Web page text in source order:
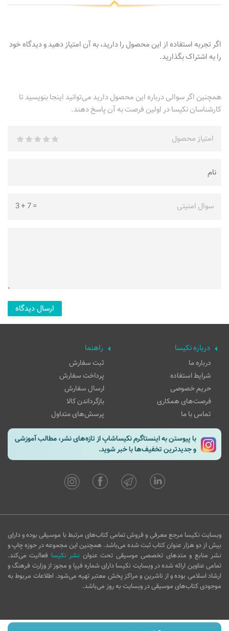
اگر تجربه استفاده از این محصول را دارید، به آن امتیاز دهید و دیدگاه خود
را به اشتراک بگذارید.
همچنین اگر سوالی درباره این محصول دارید می‌توانید اینجا بنویسید تا
کارشناسان نکیسا در اولین فرصت به آن پاسخ دهند.
امتیاز محصول
سوال امنیتی =
7
+
3
درباره نکیسا
درباره ما
شرایط استفاده
حریم خصوصی
فرصت‌های همکاری
تماس با ما
راهنما
ثبت سفارش
پرداخت سفارش
ارسال سفارش
بازگرداندن کالا
پرسش‌های متداول
با پیوستن به اینستاگرم نکیساشاپ از تازه‌های نشر، مطالب آموزشی
و جدیدترین تخفیف‌ها با خبر شوید.
وبسایت نکیسا مرجع معرفی و فروش تمامی کتاب‌های مرتبط با موسیقی بوده و دارای
بیش از دو هزار عنوان کتاب ثبت شده می‌باشد. همچنین این مجموعه در حوزه چاپ و
نشر منابع و متدهای تخصصی موسیقی تحت عنوان نشر نکیسا فعالیت می‌کند.
تمامی عناوین ارائه شده در وبسایت نکیسا دارای شماره فیپا و مجوز از وزارت فرهنگ و
ارشاد اسلامی بوده و از ناشرین و مراکز پخش معتبر تهیه می‌شود. اطلاعات مربوط به
موجودی کتاب‌های موسیقی در وبسایت به روز می‌باشد.